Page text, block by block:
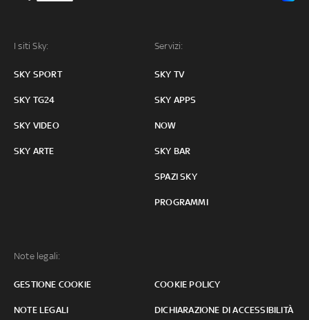
I siti Sky:
SKY SPORT
SKY TG24
SKY VIDEO
SKY ARTE
Servizi:
SKY TV
SKY APPS
NOW
SKY BAR
SPAZI SKY
PROGRAMMI
Note legali:
GESTIONE COOKIE COOKIE POLICY
NOTE LEGALI DICHIARAZIONE DI ACCESSIBILITÀ